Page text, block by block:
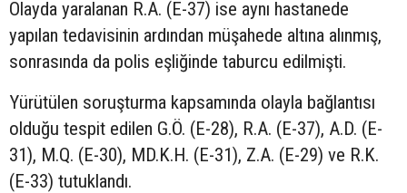
Olayda yaralanan R.A. (E-37) ise aynı hastanede
yapılan tedavisinin ardından müşahede altına alınmış,
sonrasında da polis eşliğinde taburcu edilmişti.
Yürütülen soruşturma kapsamında olayla bağlantısı
olduğu tespit edilen G.Ö. (E-28), R.A. (E-37), A.D. (E-
31), M.Q. (E-30), MD.K.H. (E-31), Z.A. (E-29) ve R.K.
(E-33) tutuklandı.